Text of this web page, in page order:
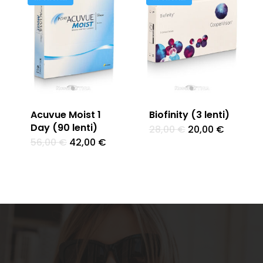
Acuvue Moist 1
Day (90 lenti)
56,00€ Il
prezzo
42,00 €Il
Biofinity (3 lenti)
28,00€ Il
prezzo
20,00 €Il